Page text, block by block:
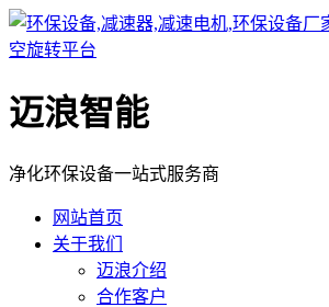
迈浪智能
净化环保设备一站式服务商
网站首页
关于我们
迈浪介绍
合作客户